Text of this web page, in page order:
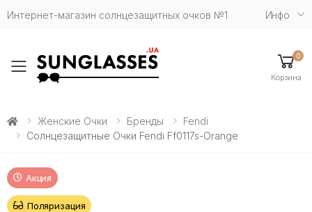
Интернет-магазин солнцезащитных очков №1 Инфо
Toggle mobile menu
0
Корзина
Женские Очки Бренды
Fendi
Солнцезащитные Очки Fendi Ff0117s-Orange
Акция
Поляризация